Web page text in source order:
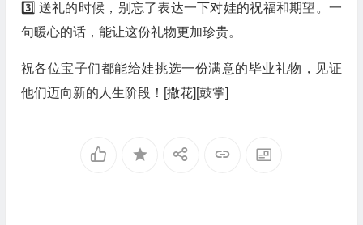
3️⃣ 送礼的时候，别忘了表达一下对娃的祝福和期望。一
句暖心的话，能让这份礼物更加珍贵。
祝各位宝子们都能给娃挑选一份满意的毕业礼物，见证
他们迈向新的人生阶段！[撒花][鼓掌]